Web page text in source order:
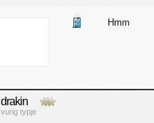
Hmm
drakin
vurig typje